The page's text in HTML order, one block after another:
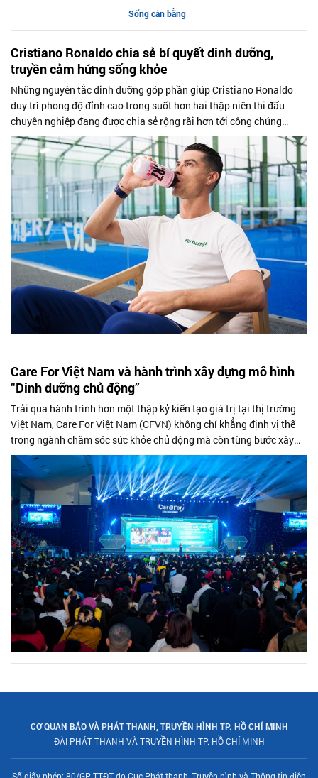
nhiều người thuộc thế hệ 1976, Vinamilk là một ký ức như vậy.
Sống cân bằng
Cristiano Ronaldo chia sẻ bí quyết dinh dưỡng,
truyền cảm hứng sống khỏe
Những nguyên tắc dinh dưỡng góp phần giúp Cristiano Ronaldo
duy trì phong độ đỉnh cao trong suốt hơn hai thập niên thi đấu
chuyên nghiệp đang được chia sẻ rộng rãi hơn tới công chúng
thông qua chiến dịch toàn cầu “Fuel Like Ronaldo” do Herbalife
triển khai.
Care For Việt Nam và hành trình xây dựng mô hình
“Dinh dưỡng chủ động”
Trải qua hành trình hơn một thập kỷ kiến tạo giá trị tại thị trường
Việt Nam, Care For Việt Nam (CFVN) không chỉ khẳng định vị thế
trong ngành chăm sóc sức khỏe chủ động mà còn từng bước xây
dựng một mô hình quản trị mang bản sắc riêng.
CƠ QUAN BÁO VÀ PHÁT THANH, TRUYỀN HÌNH TP. HỒ CHÍ MINH
ĐÀI PHÁT THANH VÀ TRUYỀN HÌNH TP. HỒ CHÍ MINH